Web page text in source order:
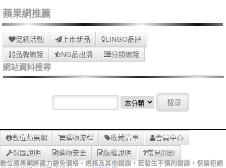
蘋果網推薦
促銷活動 上市新品
LINGO品牌
品牌總覽
NG品出清 分類總覽
網站資料搜尋
數位蘋果網 購物流程 收藏清單
會員中心
保固說明
購物安全 版權說明 常見問題
數位蘋果網將盡力避免價格、規格及其他錯誤，若發生不慎的錯誤，保留拒絕